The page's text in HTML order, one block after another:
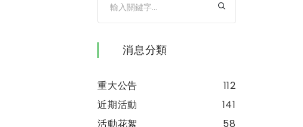
消息分類
重大公告
112
近期活動
141
活動花絮
58